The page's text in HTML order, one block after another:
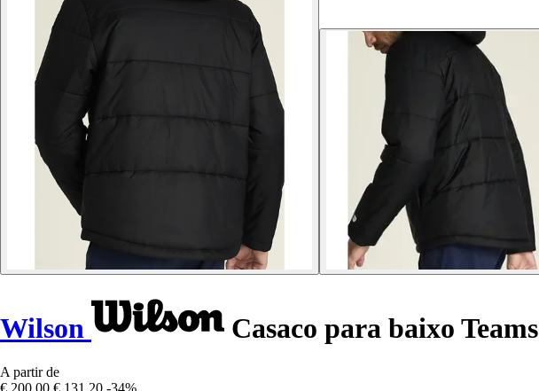
Wilson Casaco para baixo Teams
A partir de
€ 200,00 € 131,20 -34%